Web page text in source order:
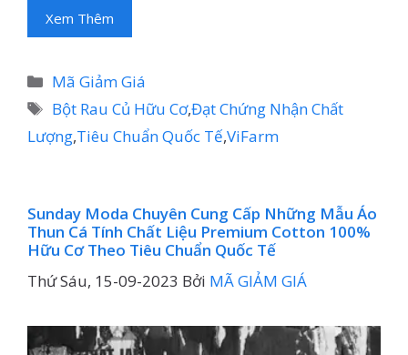
Xem Thêm
Danh
mục
Mã Giảm Giá
Thẻ
Bột Rau Củ Hữu Cơ,Đạt Chứng Nhận Chất
Lượng,Tiêu Chuẩn Quốc Tế,ViFarm
Sunday Moda Chuyên Cung Cấp Những Mẫu Áo
Thun Cá Tính Chất Liệu Premium Cotton 100%
Hữu Cơ Theo Tiêu Chuẩn Quốc Tế
Thứ Sáu, 15-09-2023 Bởi MÃ GIẢM GIÁ